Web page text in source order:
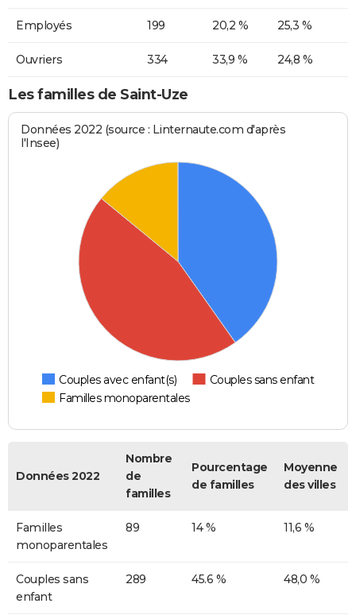
Employés 199 20,2 % 25,3 %
Ouvriers 334 33,9 % 24,8 %
Les familles de Saint-Uze
Données 2022 (source : Linternaute.com d'après
l'Insee)
Couples avec enfant(s)
Couples sans enfant
Familles monoparentales
Données 2022
Nombre
de
familles
Pourcentage
de familles
Moyenne
des villes
Familles
monoparentales
89 14 % 11,6 %
Couples sans
enfant
289 45.6 % 48,0 %